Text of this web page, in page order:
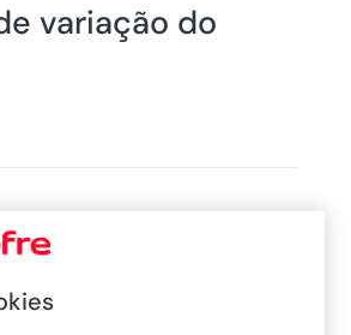
variação do
variação do prémio